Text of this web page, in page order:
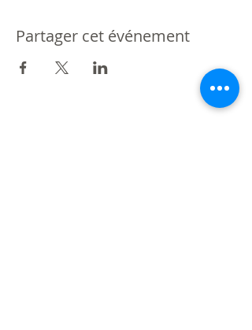
Partager cet événement